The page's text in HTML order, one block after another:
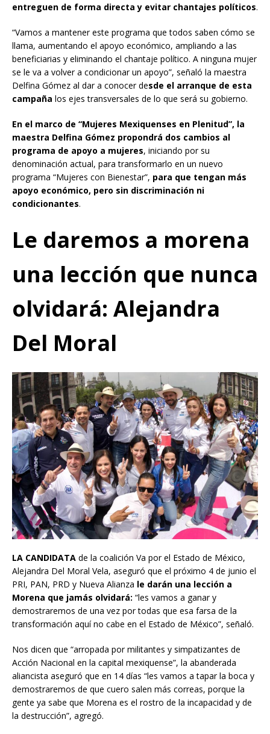
entreguen de forma directa y evitar chantajes políticos.
“Vamos a mantener este programa que todos saben cómo se
llama, aumentando el apoyo económico, ampliando a las
beneficiarias y eliminando el chantaje político. A ninguna mujer
se le va a volver a condicionar un apoyo”, señaló la maestra
Delfina Gómez al dar a conocer desde el arranque de esta
campaña los ejes transversales de lo que será su gobierno.
En el marco de “Mujeres Mexiquenses en Plenitud”, la
maestra Delfina Gómez propondrá dos cambios al
programa de apoyo a mujeres, iniciando por su
denominación actual, para transformarlo en un nuevo
programa “Mujeres con Bienestar”, para que tengan más
apoyo económico, pero sin discriminación ni
condicionantes.
Le daremos a morena
una lección que nunca
olvidará: Alejandra
Del Moral
LA CANDIDATA de la coalición Va por el Estado de México,
Alejandra Del Moral Vela, aseguró que el próximo 4 de junio el
PRI, PAN, PRD y Nueva Alianza le darán una lección a
Morena que jamás olvidará: “les vamos a ganar y
demostraremos de una vez por todas que esa farsa de la
transformación aquí no cabe en el Estado de México”, señaló.
Nos dicen que “arropada por militantes y simpatizantes de
Acción Nacional en la capital mexiquense”, la abanderada
aliancista aseguró que en 14 días “les vamos a tapar la boca y
demostraremos de que cuero salen más correas, porque la
gente ya sabe que Morena es el rostro de la incapacidad y de
la destrucción”, agregó.